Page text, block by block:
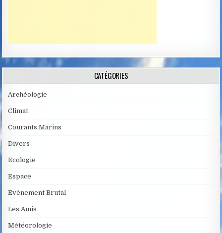
CATÉGORIES
Archéologie
Climat
Courants Marins
Divers
Ecologie
Espace
Evènement Brutal
Les Amis
Météorologie